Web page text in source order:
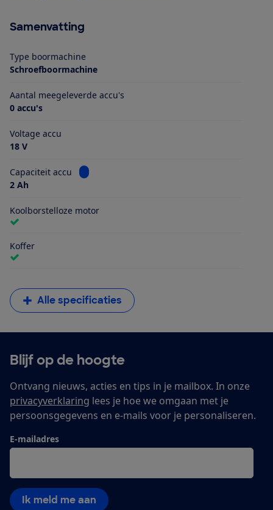
Samenvatting
Type boormachine
Schroefboormachine
Aantal meegeleverde accu's
0 accu's
Voltage accu
18 V
Capaciteit accu
Bekijk informatie voor Capaciteit accu
2 Ah
Koolborstelloze motor
Koffer
Alle specificaties
Blijf op de hoogte
Ontvang nieuws, acties en tips in je mailbox. In onze
privacyverklaring lees je hoe we omgaan met je
persoonsgegevens en e-mails voor je personaliseren.
E-mailadres
Ik meld me aan